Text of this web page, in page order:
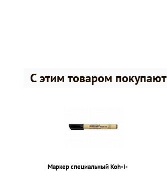
С этим товаром покупают
Маркер специальный Koh-I-